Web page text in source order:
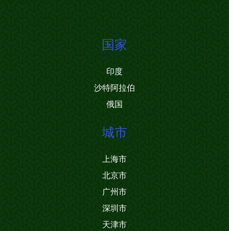
国家
印度
沙特阿拉伯
俄国
城市
上海市
北京市
广州市
深圳市
天津市